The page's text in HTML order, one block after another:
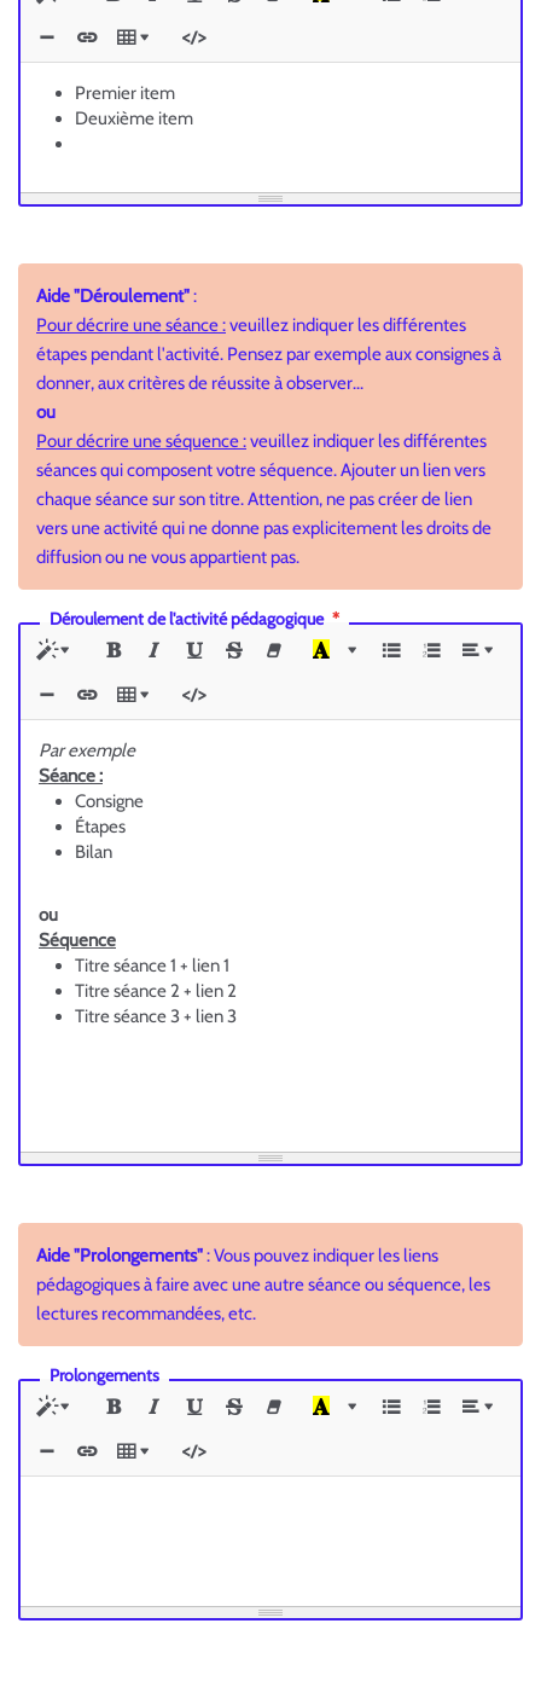
Premier item
Deuxième item
Aide "Déroulement":
Pour décrire une séance :veuillez indiquer les différentes
étapes pendant l'activité. Pensez par exemple aux consignes à
donner, aux critères de réussite à observer...
ou
Pour décrire une séquence :veuillez indiquer les différentes
séances qui composent votre séquence. Ajouter un lien vers
chaque séance sur son titre. Attention, ne pas créer de lien
vers une activité qui ne donne pas explicitement les droits de
diffusion ou ne vous appartient pas.
Déroulement de l'activité pédagogique
Par exemple
Séance :
Consigne
Étapes
Bilan
ou
Séquence
Titre séance 1 + lien 1
Titre séance 2 + lien 2
Titre séance 3 + lien 3
Aide "Prolongements": Vous pouvez indiquer les liens
pédagogiques à faire avec une autre séance ou séquence, les
lectures recommandées, etc.
Prolongements